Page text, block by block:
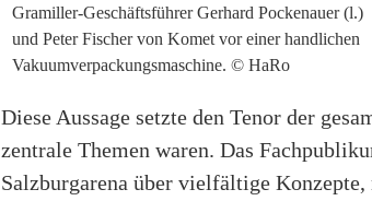
Gramiller-Geschäftsführer Gerhard Pockenauer (l.)
und Peter Fischer von Komet vor einer handlichen
Vakuumverpackungsmaschine. © HaRo
Diese Aussage setzte den Tenor der
zentrale Themen waren. Das
Salzburgarena über vielfältige Konzepte,